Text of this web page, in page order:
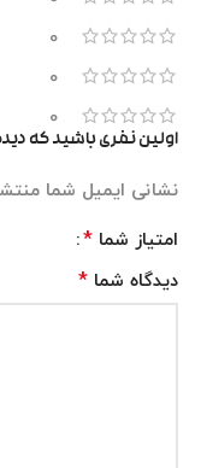
0
0
0
اولین نفری باشید که
نشانی ایمیل شما
امتیاز شما *
دیدگاه شما *